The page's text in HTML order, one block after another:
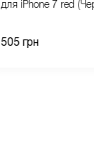
для iPhone 7 red
505 грн